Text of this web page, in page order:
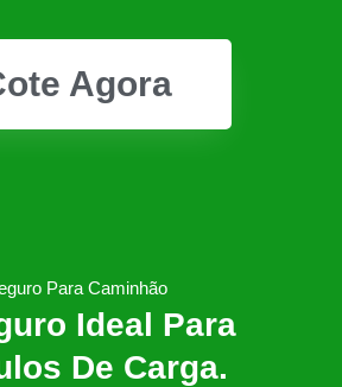
Agora
Para Caminhão
Ideal Para
De Carga.